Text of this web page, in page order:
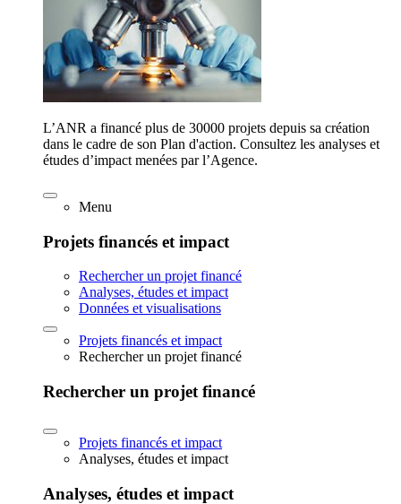
L’ANR a financé plus de 30000 projets depuis sa création
dans le cadre de son Plan d'action. Consultez les analyses et
études d’impact menées par l’Agence.
Menu
Projets financés et impact
Rechercher un projet financé
Analyses, études et impact
Données et visualisations
Projets financés et impact
Rechercher un projet financé
Rechercher un projet financé
Projets financés et impact
Analyses, études et impact
Analyses, études et impact